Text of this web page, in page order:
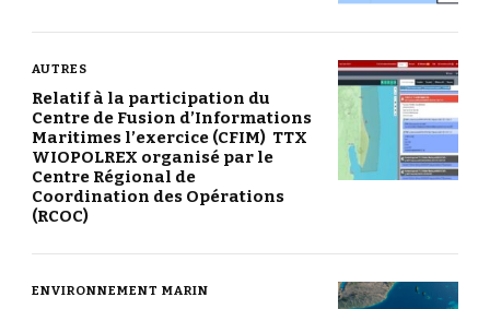
AUTRES
Relatif à la participation du
Centre de Fusion d’Informations
Maritimes l’exercice (CFIM) TTX
WIOPOLREX organisé par le
Centre Régional de
Coordination des Opérations
(RCOC)
ENVIRONNEMENT MARIN